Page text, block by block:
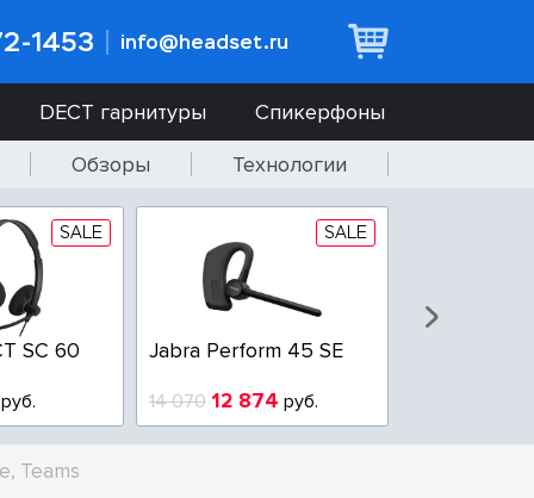
1453 info@headset.ru
DECT гарнитуры
Спикерфоны
Обзоры Технологии
SALE
SC 60
руб.
SALE
Jabra Perform 45 SE
14 070 12 874 руб.
Teams